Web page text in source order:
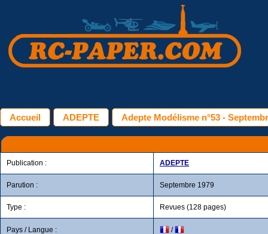
Accueil ADEPTE Adepte Modélisme n°53 -
Publication : ADEPTE
Parution : Septembre 1979
Type : Revues (128 pages)
Pays / Langue : /